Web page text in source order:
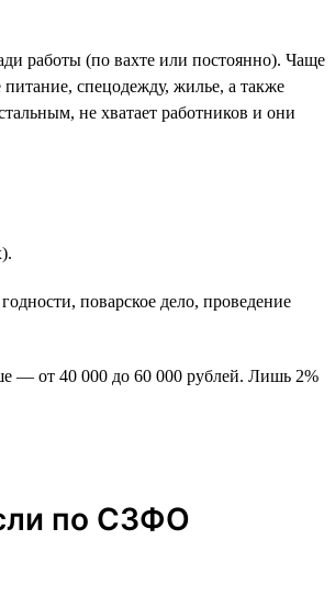
работы (по вахте или постоянно). Чаще
спецодежду, жилье, а также
не хватает работников и они
поварское дело, проведение
— от 40 000 до 60 000 рублей. Лишь 2%
по СЗФО